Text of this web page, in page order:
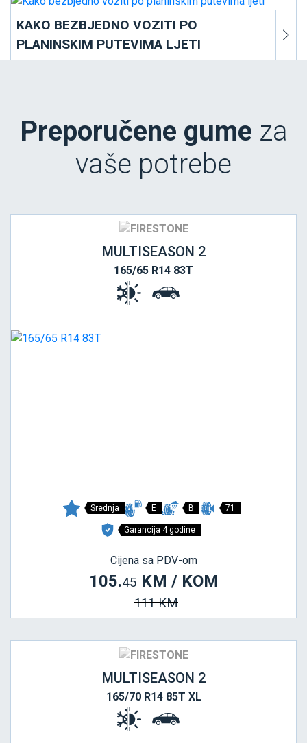
KAKO BEZBJEDNO VOZITI PO
PLANINSKIM PUTEVIMA LJETI
Preporučene gume za
vaše potrebe
MULTISEASON 2
165/65 R14 83T
Srednja E B 71
Garancija 4 godine
Cijena sa PDV-om
105.45 KM / KOM
111 KM
MULTISEASON 2
165/70 R14 85T XL